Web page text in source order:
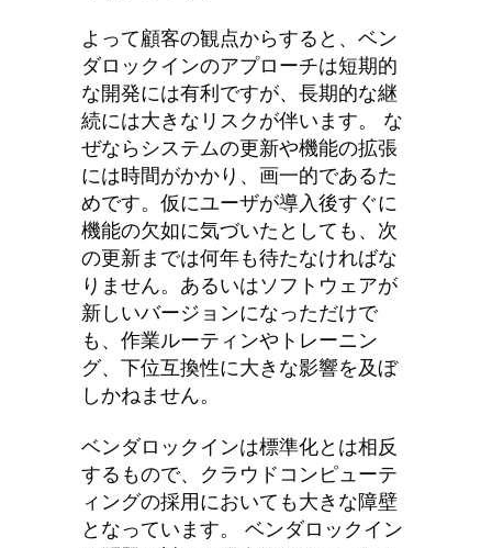
よって顧客の観点からすると、ベン
ダロックインのアプローチは短期的
な開発には有利ですが、長期的な継
続には大きなリスクが伴います。 な
ぜならシステムの更新や機能の拡張
には時間がかかり、画一的であるた
めです。仮にユーザが導入後すぐに
機能の欠如に気づいたとしても、次
の更新までは何年も待たなければな
りません。あるいはソフトウェアが
新しいバージョンになっただけで
も、作業ルーティンやトレーニン
グ、下位互換性に大きな影響を及ぼ
しかねません。
ベンダロックインは標準化とは相反
するもので、クラウドコンピューテ
ィングの採用においても大きな障壁
となっています。 ベンダロックイン